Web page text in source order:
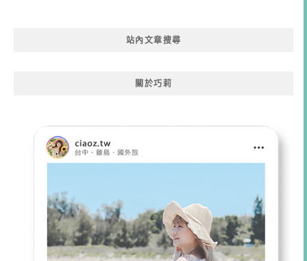
站內文章搜尋
關於巧莉